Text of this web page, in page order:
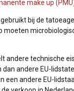
make up
bij de
moeten
andere technische
andere EU-
een andere EU-